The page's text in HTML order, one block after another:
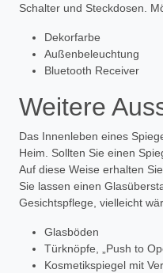
Schalter und Steckdosen.
Dekorfarbe
Außenbeleuchtung
Bluetooth Receiver
Weitere
Das Innenleben eines
Heim. Sollten Sie einen
Auf diese Weise erhalten
Sie lassen einen
Gesichtspflege, vielleicht
Glasböden
Türknöpfe, „Push to
Kosmetikspiegel mit